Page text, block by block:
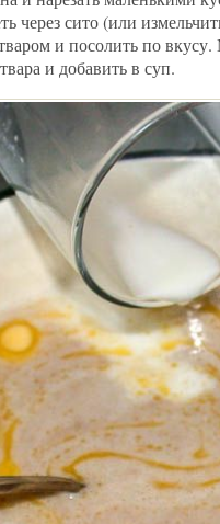
через сито (или
и посолить по
и добавить в суп.